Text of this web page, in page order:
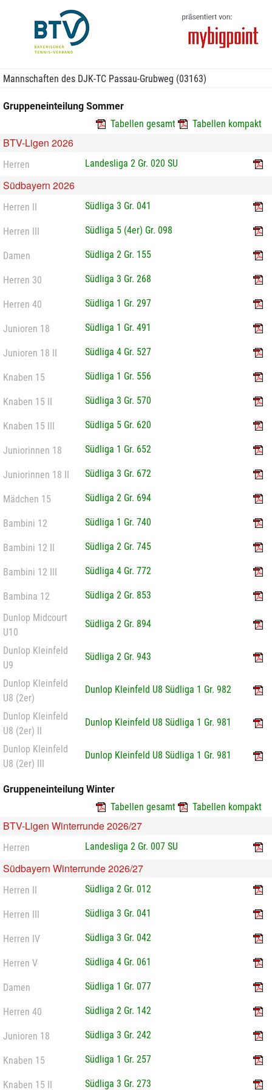
Mannschaften des DJK-TC Passau-Grubweg (03163)
Gruppeneinteilung Sommer
Tabellen gesamt
Tabellen kompakt
BTV-Ligen 2026
Herren Landesliga 2 Gr. 020 SU
Südbayern 2026
Herren II Südliga 3 Gr. 041
Herren III Südliga 5 (4er) Gr. 098
Damen Südliga 2 Gr. 155
Herren 30 Südliga 3 Gr. 268
Herren 40 Südliga 1 Gr. 297
Junioren 18 Südliga 1 Gr. 491
Junioren 18 II Südliga 4 Gr. 527
Knaben 15 Südliga 1 Gr. 556
Knaben 15 II Südliga 3 Gr. 570
Knaben 15 III Südliga 5 Gr. 620
Juniorinnen 18 Südliga 1 Gr. 652
Juniorinnen 18 II Südliga 3 Gr. 672
Mädchen 15 Südliga 2 Gr. 694
Bambini 12 Südliga 1 Gr. 740
Bambini 12 II Südliga 2 Gr. 745
Bambini 12 III Südliga 4 Gr. 772
Bambina 12 Südliga 2 Gr. 853
Dunlop Midcourt
U10
Südliga 2 Gr. 894
Dunlop Kleinfeld
U9
Südliga 2 Gr. 943
Dunlop Kleinfeld
U8 (2er)
Dunlop Kleinfeld U8 Südliga 1 Gr. 982
Dunlop Kleinfeld
U8 (2er) II
Dunlop Kleinfeld U8 Südliga 1 Gr. 981
Dunlop Kleinfeld
U8 (2er) III
Dunlop Kleinfeld U8 Südliga 1 Gr. 981
Gruppeneinteilung Winter
Tabellen gesamt
Tabellen kompakt
BTV-Ligen Winterrunde 2026/27
Herren Landesliga 2 Gr. 007 SU
Südbayern Winterrunde 2026/27
Herren II Südliga 2 Gr. 012
Herren III Südliga 3 Gr. 041
Herren IV Südliga 3 Gr. 042
Herren V Südliga 4 Gr. 061
Damen Südliga 1 Gr. 077
Herren 40 Südliga 2 Gr. 142
Junioren 18 Südliga 3 Gr. 242
Knaben 15 Südliga 1 Gr. 257
Knaben 15 II Südliga 3 Gr. 273